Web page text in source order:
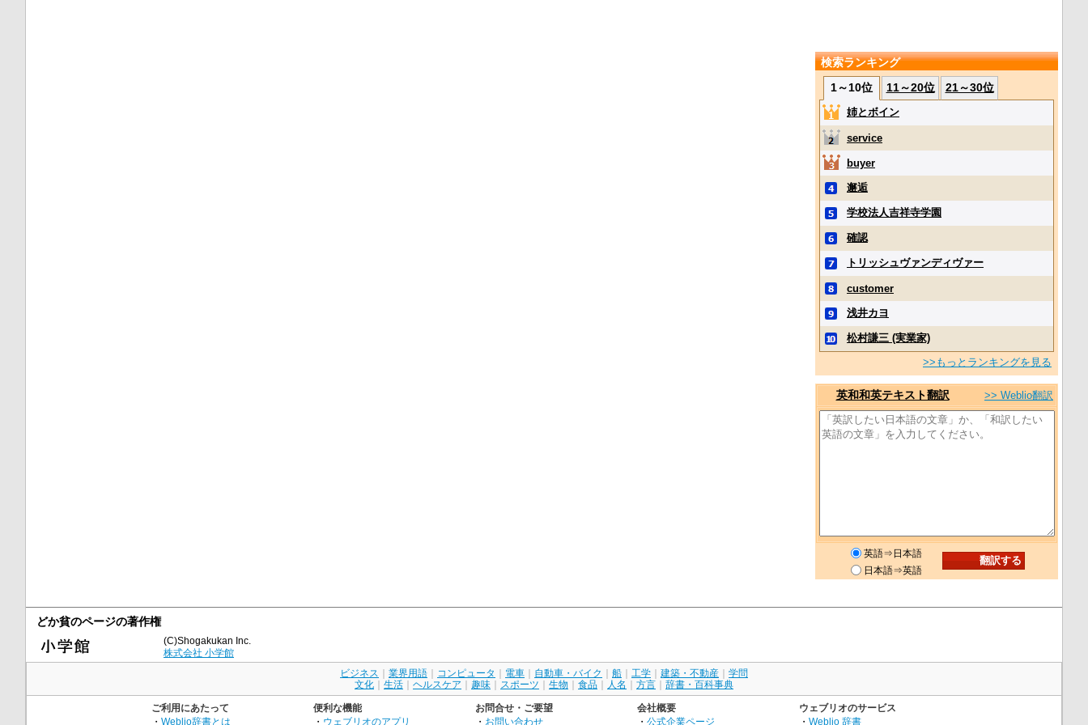
検索ランキング
1～10位
11～20位 21～30位
姉とボイン
service
buyer
邂逅
学校法人吉祥寺学園
確認
トリッシュヴァンディヴァー
customer
浅井カヨ
松村謙三 (実業家)
>>もっとランキングを見る
英和和英テキスト翻訳 >> Weblio翻訳
英語⇒日本語
日本語⇒英語
どか貧のページの著作権
(C)Shogakukan Inc.
株式会社 小学館
ビジネス 業界用語 コンピュータ 電車 自動車・バイク 船 工学 建築・不動産
学問
文化
生活 ヘルスケア 趣味 スポーツ 生物 食品 人名 方言 辞書・百科事典
ご利用にあたって
・ Weblio辞書とは
便利な機能
・ ウェブリオのアプリ
お問合せ・ご要望
・ お問い合わせ
会社概要
・ 公式企業ページ
ウェブリオのサービス
・ Weblio 辞書